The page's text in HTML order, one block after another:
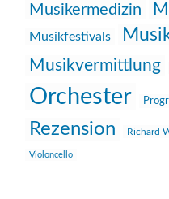
Musikermedizin
Musikfestivals
Musikvermittlung
Orchester
Rezension Richard
Violoncello